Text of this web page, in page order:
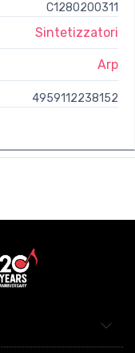
C1280200311
Sintetizzatori
Arp
4959112238152